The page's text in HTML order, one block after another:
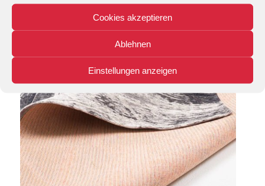
Cookies akzeptieren
Ablehnen
Einstellungen anzeigen